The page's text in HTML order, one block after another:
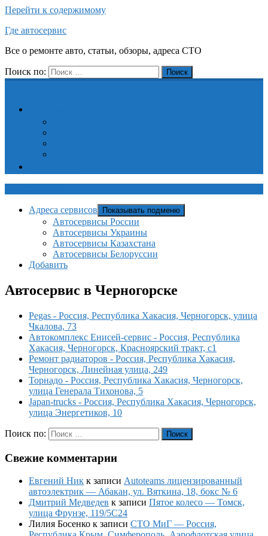
Перейти к содержимому
Где автосервис
Все о ремонте авто, статьи, обзоры, адреса СТО
Поиск по: Поиск
Адреса сервисов Показывать подменю
Автосервисы России
Автосервисы Украины
Автосервисы Казахстана
Автосервисы Белоруссии
Добавить
Автосервис в Черногорске
Pegas - Россия, Республика Хакасия, Черногорск, улица
Чкалова, 73
Автокомплекс Енисей-сервис - Россия, Республика
Хакасия, Черногорск, Красноярский тракт, с1
Ремонт радиаторов - Россия, Республика Хакасия,
Черногорск, Линейная улица, 249
Торнадо - Россия, Республика Хакасия, Черногорск,
улица Генерала Тихонова, 5
Japan-trucks - Россия, Республика Хакасия, Черногорск,
улица Энергетиков, 10
Поиск по: Поиск
Свежие комментарии
Евгений Ник к записи Autoteams лицензированный
автоэлектрик — Абакан, ул. Вяткина, 18, бокс № 6
Дмитрий Медведев к записи Пятое колесо — Томск,
улица Фрунзе, 119/5С24
Лилия Босенко к записи СТО МиГ — Россия,